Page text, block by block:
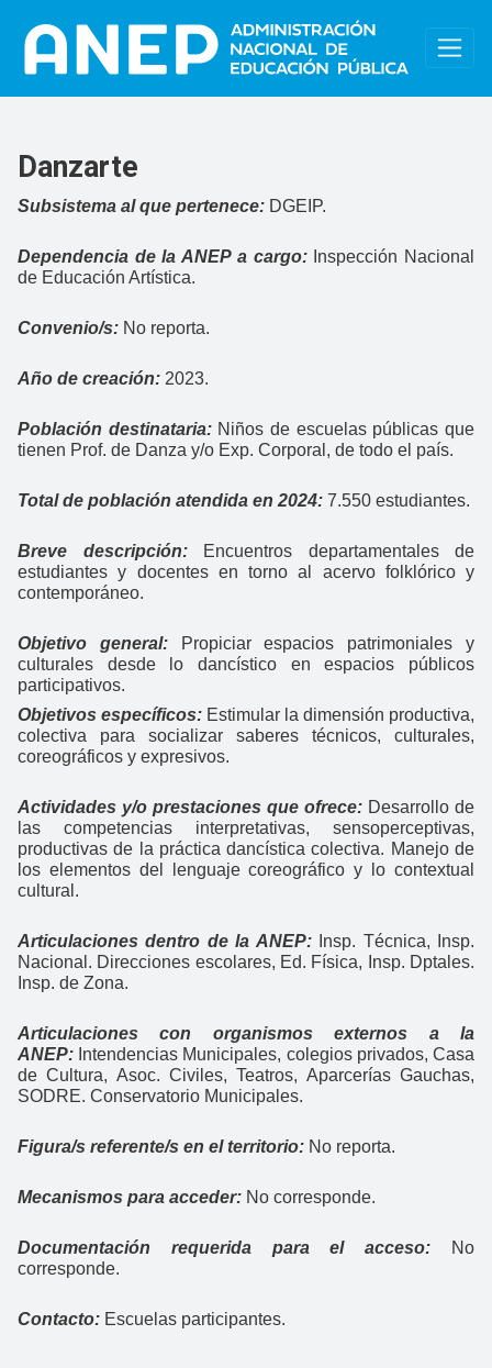
Danzarte
Subsistema al que pertenece: DGEIP.
Dependencia de la ANEP a cargo: Inspección Nacional
de Educación Artística.
Convenio/s: No reporta.
Año de creación: 2023.
Población destinataria: Niños de escuelas públicas que
tienen Prof. de Danza y/o Exp. Corporal, de todo el país.
Total de población atendida en 2024: 7.550 estudiantes.
Breve descripción:
Encuentros departamentales de
estudiantes y docentes en torno al acervo folklórico y
contemporáneo.
Objetivo general:
Propiciar espacios patrimoniales y
culturales desde lo dancístico en espacios públicos
participativos.
Objetivos específicos: Estimular la dimensión productiva,
colectiva para socializar saberes técnicos, culturales,
coreográficos y expresivos.
Actividades y/o prestaciones que ofrece: Desarrollo de
las competencias interpretativas, sensoperceptivas,
productivas de la práctica dancística colectiva. Manejo de
los elementos del lenguaje coreográfico y lo contextual
cultural.
Articulaciones dentro de la ANEP:
Insp. Técnica, Insp.
Nacional. Direcciones escolares, Ed. Física, Insp. Dptales.
Insp. de Zona.
Articulaciones con organismos externos a la
ANEP: Intendencias Municipales, colegios privados, Casa
de Cultura, Asoc. Civiles, Teatros, Aparcerías Gauchas,
SODRE. Conservatorio Municipales.
Figura/s referente/s en el territorio: No reporta.
Mecanismos para acceder: No corresponde.
Documentación requerida para el acceso:
No
corresponde.
Contacto: Escuelas participantes.